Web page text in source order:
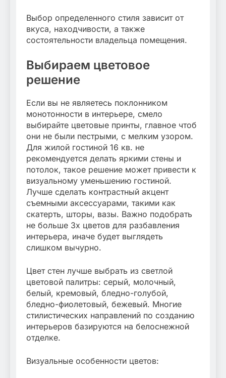
Выбор определенного стиля зависит от
вкуса, находчивости, а также
состоятельности владельца помещения.
Выбираем цветовое
решение
Если вы не являетесь поклонником
монотонности в интерьере, смело
выбирайте цветовые принты, главное чтоб
они не были пестрыми, с мелким узором.
Для жилой гостиной 16 кв. не
рекомендуется делать яркими стены и
потолок, такое решение может привести к
визуальному уменьшению гостиной.
Лучше сделать контрастный акцент
съемными аксессуарами, такими как
скатерть, шторы, вазы. Важно подобрать
не больше 3х цветов для разбавления
интерьера, иначе будет выглядеть
слишком вычурно.
Цвет стен лучше выбрать из светлой
цветовой палитры: серый, молочный,
белый, кремовый, бледно-голубой,
бледно-фиолетовый, бежевый. Многие
стилистических направлений по созданию
интерьеров базируются на белоснежной
отделке.
Визуальные особенности цветов: